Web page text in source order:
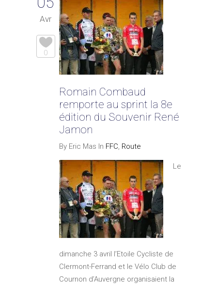
Avr
0
Romain Combaud
remporte au sprint la 8e
édition du Souvenir René
Jamon
By Eric Mas In FFC, Route
Le
dimanche 3 avril l’Etoile Cycliste de
Clermont-Ferrand et le Vélo Club de
Cournon d’Auvergne organisaient la